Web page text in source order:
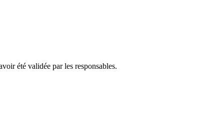
été validée par les responsables.